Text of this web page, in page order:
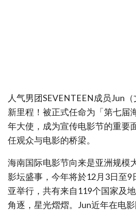
人气男团SEVENTEEN成员Jun
新里程！被正式任命为「第七届
年大使，成为宣传电影节的重要
任观众与电影的桥梁。
海南国际电影节向来是亚洲规模
影坛盛事，今年将於12月3日至9
亚举行，共有来自119个国家及
角逐，星光熠熠。Jun近年在电